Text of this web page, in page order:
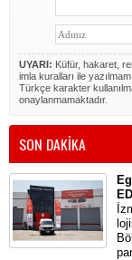
UYARI: Küfür, hakaret,
imla kuralları ile
Türkçe karakter
onaylanmamaktadır.
SON DAKİKA